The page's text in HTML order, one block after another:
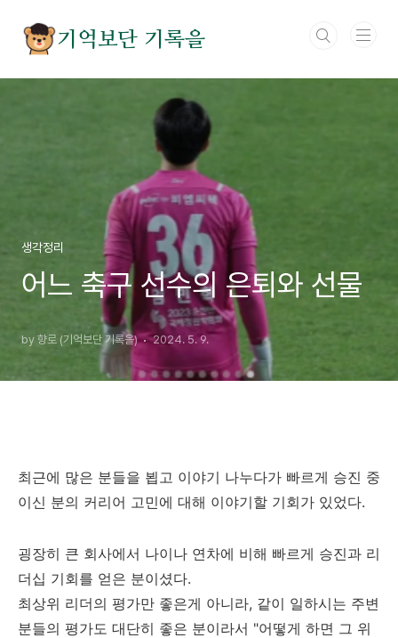
기억보단 기록을
생각정리
어느 축구 선수의 은퇴와 선물
by 향로 (기억보단 기록을) 2024. 5. 9.
최근에 많은 분들을 뵙고 이야기 나누다가 빠르게 승진 중
이신 분의 커리어 고민에 대해 이야기할 기회가 있었다.
굉장히 큰 회사에서 나이나 연차에 비해 빠르게 승진과 리
더십 기회를 얻은 분이셨다.
최상위 리더의 평가만 좋은게 아니라, 같이 일하시는 주변
분들의 평가도 대단히 좋은 분이라서 "어떻게 하면 그 위